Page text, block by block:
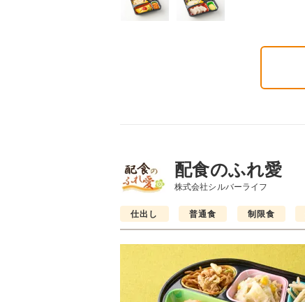
648円(1食分/税込)
756円(1食分/税込)
配食のふれ愛
株式会社シルバーライフ
仕出し 普通食 制限食